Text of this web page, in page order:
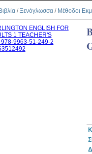
Βιβλία /Ξενόγλωσσα / Μέθοδοι